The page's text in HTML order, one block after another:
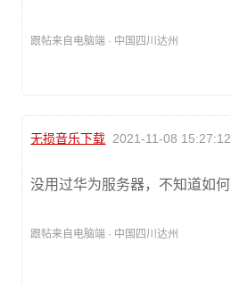
跟帖来自电脑端 · 中国四川达州
无损音乐下载 2021-11-08 15:27:12
没用过华为服务器，不知道如何
跟帖来自电脑端 · 中国四川达州